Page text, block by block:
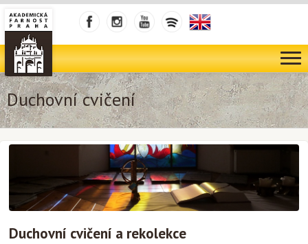
Duchovní cvičení
Duchovní cvičení a rekolekce